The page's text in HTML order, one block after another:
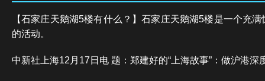
【石家庄天鹅湖5楼有什么？】石家庄天鹅湖5楼是一个充
的活动。
中新社上海12月17日电 题：郑建好的“上海故事”：做沪港深